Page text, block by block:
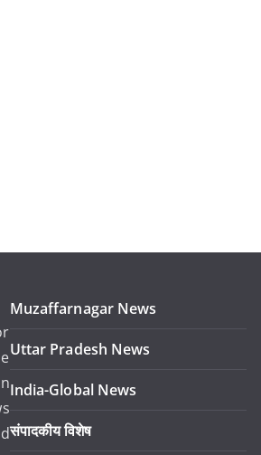
Muzaffarnagar News
Uttar Pradesh News
India-Global News
संपादकीय विशेष